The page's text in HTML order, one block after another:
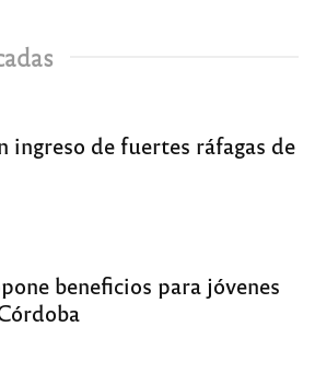
ingreso de fuertes ráfagas de
beneficios para jóvenes